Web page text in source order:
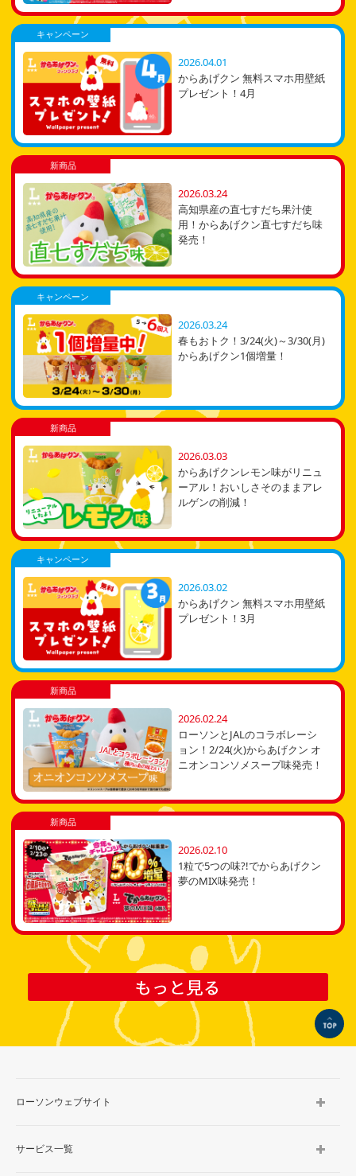
キャンペーン
2026.04.01
からあげクン 無料スマホ用壁紙
プレゼント！4月
新商品
2026.03.24
高知県産の直七すだち果汁使
用！からあげクン直七すだち味
発売！
キャンペーン
2026.03.24
春もおトク！3/24(火)～3/30(月)
からあげクン1個増量！
新商品
2026.03.03
からあげクンレモン味がリニュ
ーアル！おいしさそのままアレ
ルゲンの削減！
キャンペーン
2026.03.02
からあげクン 無料スマホ用壁紙
プレゼント！3月
新商品
2026.02.24
ローソンとJALのコラボレーシ
ョン！2/24(火)からあげクン オ
ニオンコンソメスープ味発売！
新商品
2026.02.10
1粒で5つの味?!でからあげクン
夢のMIX味発売！
もっと見る
TOP
ローソンウェブサイト
サービス一覧